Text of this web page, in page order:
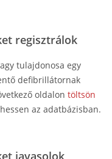
regisztrálok
tulajdonosa egy
defibrillátornak
oldalon töltsön
az adatbázisban.
javasolok